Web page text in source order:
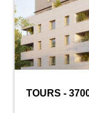
TOURS -